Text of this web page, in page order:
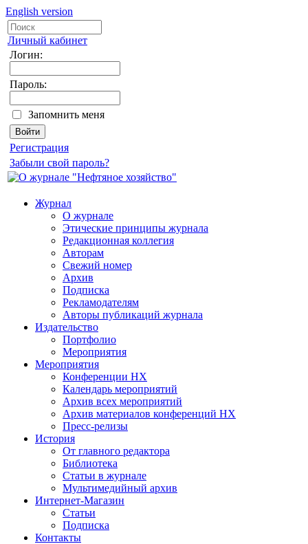
English version
Личный кабинет
Логин:
Пароль:
Запомнить меня
Регистрация
Забыли свой пароль?
Журнал
О журнале
Этические принципы журнала
Редакционная коллегия
Авторам
Свежий номер
Архив
Подписка
Рекламодателям
Авторы публикаций журнала
Издательство
Портфолио
Мероприятия
Мероприятия
Конференции НХ
Календарь мероприятий
Архив всех мероприятий
Архив материалов конференций НХ
Пресс-релизы
История
От главного редактора
Библиотека
Статьи в журнале
Мультимедийный архив
Интернет-Магазин
Статьи
Подписка
Контакты